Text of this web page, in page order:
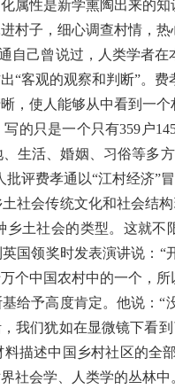
属性是新学熏陶出来的
村子，细心调查村情，
自己曾说过，人类学者
“客观的观察和判断”。
，使人能够从中看到一个
的只是一个只有359户
生活、婚姻、习俗等多
评费孝通以“江村经济”
社会传统文化和社会结
土社会的类型。这就
国领奖时发表演讲说：
个中国农村中的一个，
给予高度肯定。他说：
我们犹如在显微镜下看
描述中国乡村社区的
社会学、人类学的丛林中